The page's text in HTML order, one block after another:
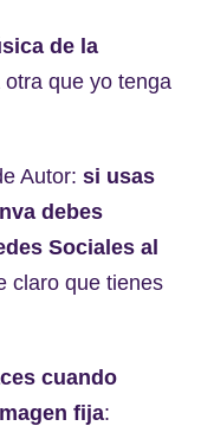
de la
que yo tenga
Autor: si usas
debes
Sociales al
claro que tienes
cuando
fija: